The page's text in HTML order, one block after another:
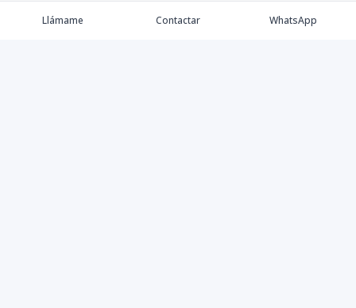
Llámame Contactar WhatsApp